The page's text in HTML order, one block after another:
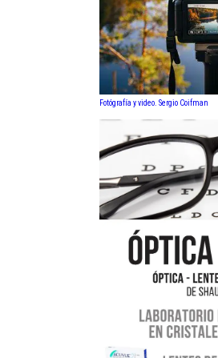
Fotógrafía y video. Sergio Coifman